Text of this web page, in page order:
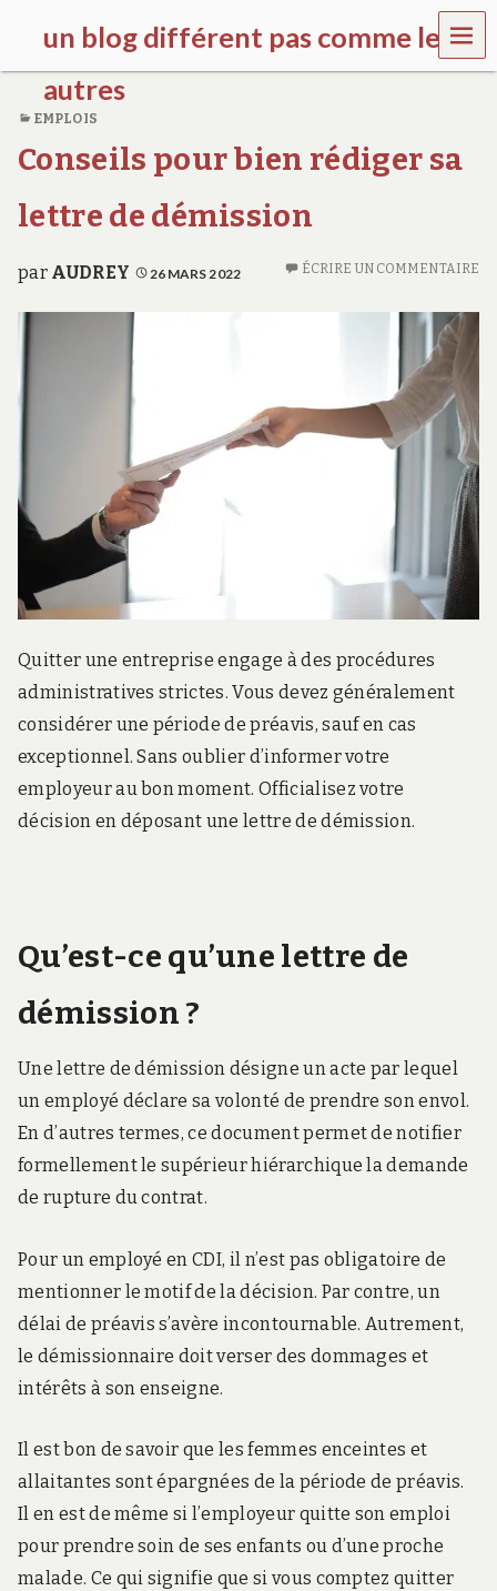
un blog différent pas comme les
autres
d
c
h
d
MEN
U
EMPLOIS
Conseils pour bien rédiger sa
lettre de démission
par AUDREY 26 MARS 2022 ÉCRIRE UN COMMENTAIRE
Quitter une entreprise engage à des procédures
administratives strictes. Vous devez généralement
considérer une période de préavis, sauf en cas
exceptionnel. Sans oublier d’informer votre
employeur au bon moment. Officialisez votre
décision en déposant une lettre de démission.
Qu’est-ce qu’une lettre de
démission ?
Une lettre de démission désigne un acte par lequel
un employé déclare sa volonté de prendre son envol.
En d’autres termes, ce document permet de notifier
formellement le supérieur hiérarchique la demande
de rupture du contrat.
Pour un employé en CDI, il n’est pas obligatoire de
mentionner le motif de la décision. Par contre, un
délai de préavis s’avère incontournable. Autrement,
le démissionnaire doit verser des dommages et
intérêts à son enseigne.
Il est bon de savoir que les femmes enceintes et
allaitantes sont épargnées de la période de préavis.
Il en est de même si l’employeur quitte son emploi
pour prendre soin de ses enfants ou d’une proche
malade. Ce qui signifie que si vous comptez quitter